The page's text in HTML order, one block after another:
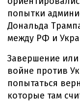
попытки
Дональда
между РФ и
Завершение или
войне против
попытаться
которые там